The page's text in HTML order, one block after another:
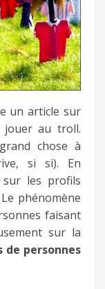
un article sur
jouer au troll.
chose à
si si). En
les profils
phénomène
faisant
sur la
de personnes